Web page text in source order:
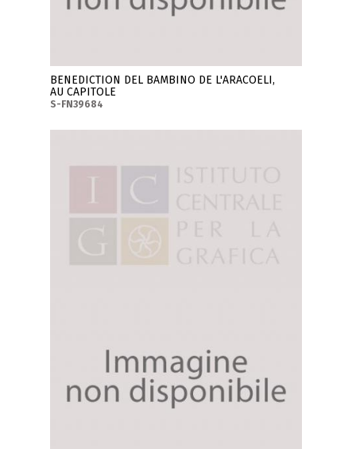
BENEDICTION DEL BAMBINO DE L'ARACOELI,
AU CAPITOLE
S-FN39684